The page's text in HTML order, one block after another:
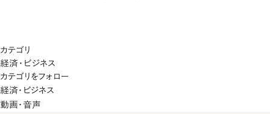
カテゴリ
経済・ビジネス
カテゴリをフォロー
経済・ビジネス
動画・音声